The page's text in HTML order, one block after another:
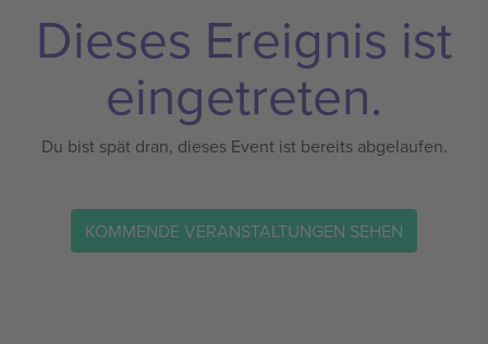
Dieses Ereignis ist
eingetreten.
Du bist spät dran, dieses Event ist bereits abgelaufen.
KOMMENDE VERANSTALTUNGEN SEHEN